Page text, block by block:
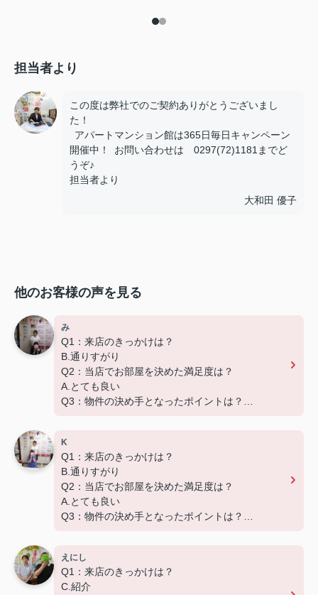
担当者より
この度は弊社でのご契約ありがとうございまし
た！
アパートマンション館は365日毎日キャンペーン
開催中！ お問い合わせは 0297(72)1181までど
うぞ♪
担当者より
大和田 優子
他のお客様の声を見る
み
Q1：来店のきっかけは？
B.通りすがり
Q2：当店でお部屋を決めた満足度は？
A.とても良い
Q3：物件の決め手となったポイントは？
この度は弊社でのご契約ありがとうございました！
アパートマンション館では、お部屋のご紹介だけで
なく、入居後のアフターフォローもさせて頂いてお
ります。
引越し業者のご紹介やインターネット回線のご相
談、その他入居中のお困りごとなどございました
開催中！ お問い合わせは 0297(72)1181までどう
ぞ♪
K
Q1：来店のきっかけは？
B.通りすがり
Q2：当店でお部屋を決めた満足度は？
A.とても良い
Q3：物件の決め手となったポイントは？
早めの対応でご迷惑おかけいたしました。
ありがとうございました。
えにし
Q1：来店のきっかけは？
C.紹介